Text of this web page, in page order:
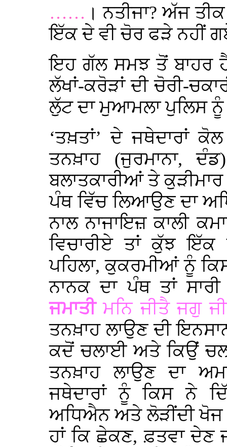
…… । ਨਤੀਜਾ? ਅੱਜ
ਇੱਕ ਦੇ ਵੀ ਚੋਰ ਫੜੇ ਨਹੀਂ
ਇਹ ਗੱਲ ਸਮਝ ਤੋਂ ਬਾਹਰ
ਲੱਖਾਂ-ਕਰੋੜਾਂ ਦੀ ਚੋਰੀ-
ਲੁੱਟ ਦਾ ਮੁਆਮਲਾ ਪੁਲਿਸ ਨੂੰ
‘ਤਖ਼ਤਾਂ’ ਦੇ ਜਥੇਦਾਰਾਂ
ਤਨਖ਼ਾਹ (ਜੁਰਮਾਨਾ,
ਬਲਾਤਕਾਰੀਆਂ ਤੇ
ਪੰਥ ਵਿੱਚ ਲਿਆਉਣ ਦਾ
ਨਾਲ ਨਾਜਾਇਜ਼ ਕਾਲੀ
ਵਿਚਾਰੀਏ ਤਾਂ ਕੁੱਝ ਇੱਕ
ਪਹਿਲਾ, ਕੁਕਰਮੀਆਂ ਨੂੰ
ਨਾਨਕ ਦਾ ਪੰਥ ਤਾਂ
ਜਮਾਤੀਮਨਿ ਜੀਤੈ ਜਗੁ
ਤਨਖ਼ਾਹ ਲਾਉਣ ਦੀ
ਕਦੋਂ ਚਲਾਈ ਅਤੇ ਕਿਉਂ
ਤਨਖ਼ਾਹ ਲਾਉਣ ਦਾ
ਜਥੇਦਾਰਾਂ ਨੂੰ ਕਿਸ ਨੇ
ਅਧਿਐਨ ਅਤੇ ਲੋੜੀਂਦੀ
ਹਾਂ ਕਿ ਛੇਕਣ, ਫ਼ਤਵਾ ਦੇਣ